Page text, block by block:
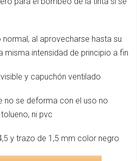
normal, al aprovecharse hasta su
misma intensidad de principio a fin
y capuchón ventilado
no se deforma con el uso no
ni pvc
y trazo de 1,5 mm color negro